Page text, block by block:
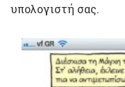
υπολογιστή σας.